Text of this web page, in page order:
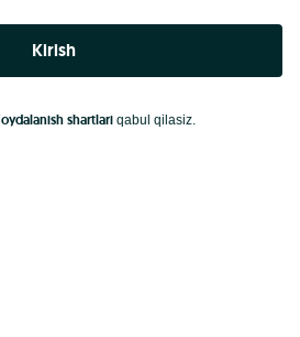
Kirish
shartlariqabul qilasiz.